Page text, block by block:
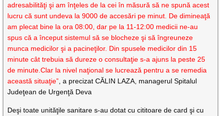
adresabilităţi şi am înţeles de la cei în măsură să ne spună acest
lucru că sunt undeva la 9000 de accesări pe minut. De dimineaţă
am plecat bine la ora 08:00, dar pe la 11-12:00 medicii ne-au
spus că a început sistemul să se blocheze şi să îngreuneze
munca medicilor şi a pacineţilor. Din spusele medicilor din 15
minute cât trebuia să dureze o consultaţie s-a ajuns la peste 25
de minute.Clar la nivel naţional se lucrează pentru a se remedia
această situaţie” , a precizat CĂLIN LAZA, managerul Spitalul
Judeţean de Urgenţă Deva
Deşi toate unităţile sanitare s-au dotat cu cititoare de card şi cu